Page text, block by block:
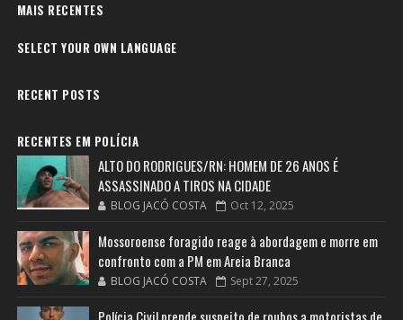
MAIS RECENTES
SELECT YOUR OWN LANGUAGE
RECENT POSTS
RECENTES EM POLÍCIA
ALTO DO RODRIGUES/RN: HOMEM DE 26 ANOS É
ASSASSINADO A TIROS NA CIDADE
BLOG JACÓ COSTA Oct 12, 2025
Mossoroense foragido reage à abordagem e morre em
confronto com a PM em Areia Branca
BLOG JACÓ COSTA Sept 27, 2025